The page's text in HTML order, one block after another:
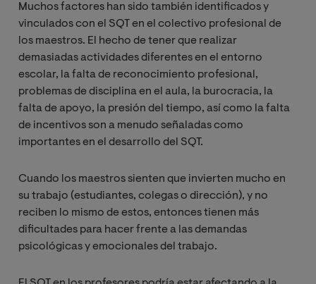
Muchos factores han sido también identificados y
vinculados con el SQT en el colectivo profesional de
los maestros. El hecho de tener que realizar
demasiadas actividades diferentes en el entorno
escolar, la falta de reconocimiento profesional,
problemas de disciplina en el aula, la burocracia, la
falta de apoyo, la presión del tiempo, así como la falta
de incentivos son a menudo señaladas como
importantes en el desarrollo del SQT.
Cuando los maestros sienten que invierten mucho en
su trabajo (estudiantes, colegas o dirección), y no
reciben lo mismo de estos, entonces tienen más
dificultades para hacer frente a las demandas
psicológicas y emocionales del trabajo.